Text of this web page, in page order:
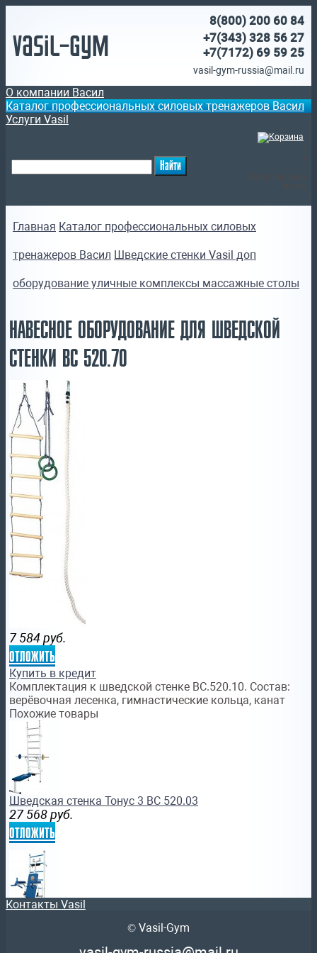
Vasil-Gym
8(800) 200 60 84
+7(343) 328 56 27
+7(7172) 69 59 25
vasil-gym-russia@mail.ru
О компании Васил
Каталог профессиональных силовых тренажеров Васил
Услуги Vasil
Главная Каталог профессиональных силовых
тренажеров Васил Шведские стенки Vasil доп
оборудование уличные комплексы массажные столы
НАВЕСНОЕ ОБОРУДОВАНИЕ ДЛЯ ШВЕДСКОЙ
СТЕНКИ BС 520.70
7 584 руб.
отложить
Купить в кредит
Комплектация к шведской стенке ВС.520.10. Состав:
верёвочная лесенка, гимнастические кольца, канат
Похожие товары
Шведская стенка Тонус 3 BС 520.03
27 568 руб.
отложить
Шведская стенка Тонус 6 BС 520.06
Контакты Vasil
© Vasil-Gym